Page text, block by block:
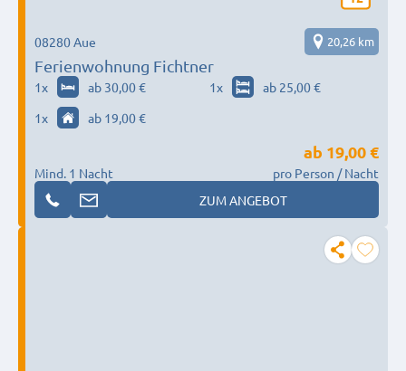
Ferienwohnung Fichtner
08280 Aue 20,26 km
1x ab 30,00 € 1x
ab 25,00 €
1x ab 19,00 €
Mind. 1 Nacht
ab 19,00 €
pro Person / Nacht
ZUM ANGEBOT